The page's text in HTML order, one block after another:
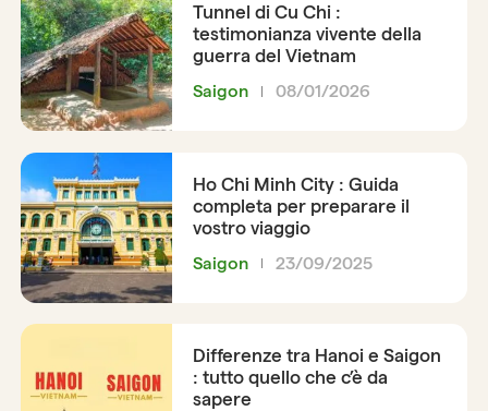
Tunnel di Cu Chi :
testimonianza vivente della
guerra del Vietnam
Saigon 08/01/2026
Ho Chi Minh City : Guida
completa per preparare il
vostro viaggio
Saigon 23/09/2025
Differenze tra Hanoi e Saigon
: tutto quello che c’è da
sapere